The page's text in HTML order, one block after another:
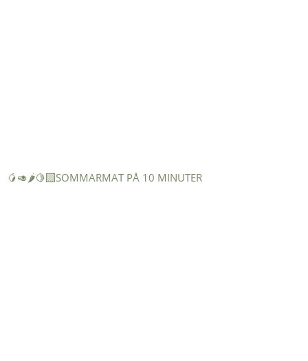
🥭🥑🌶️🍋‍🟩SOMMARMAT PÅ 10 MINUTER